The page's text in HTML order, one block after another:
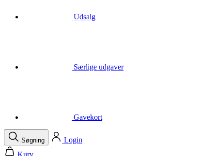
Din kurv er tom
Menu Luk
Ring til